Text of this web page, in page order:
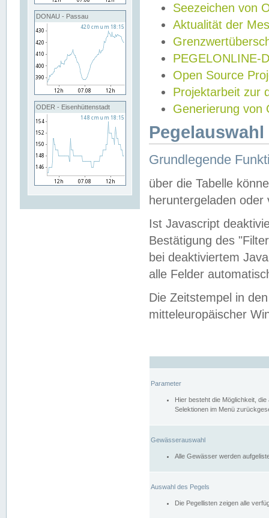
DONAU - Passau
ODER - Eisenhüttenstadt
Seezeichen von
Aktualität der
PEGELONLINE-
Open Source
Projektarbeit zur
Generierung von
Grundlegende
über die Tabelle
heruntergeladen oder
Ist Javascript
Bestätigung des
bei deaktiviertem
alle Felder
Die Zeitstempel in
mitteleuropäischer
Parameter
Hier besteht die Möglichkeit,
Selektionen im Menü
Gewässerauswahl
Alle Gewässer werden
Auswahl des Pegels
Die Pegellisten zeigen alle